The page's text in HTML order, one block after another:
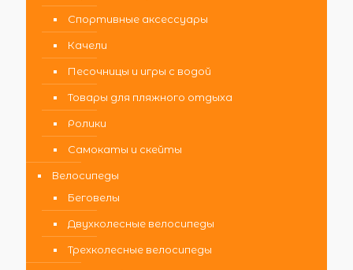
Спортивные аксессуары
Качели
Песочницы и игры с водой
Товары для пляжного отдыха
Ролики
Самокаты и скейты
Велосипеды
Беговелы
Двухколесные велосипеды
Трехколесные велосипеды